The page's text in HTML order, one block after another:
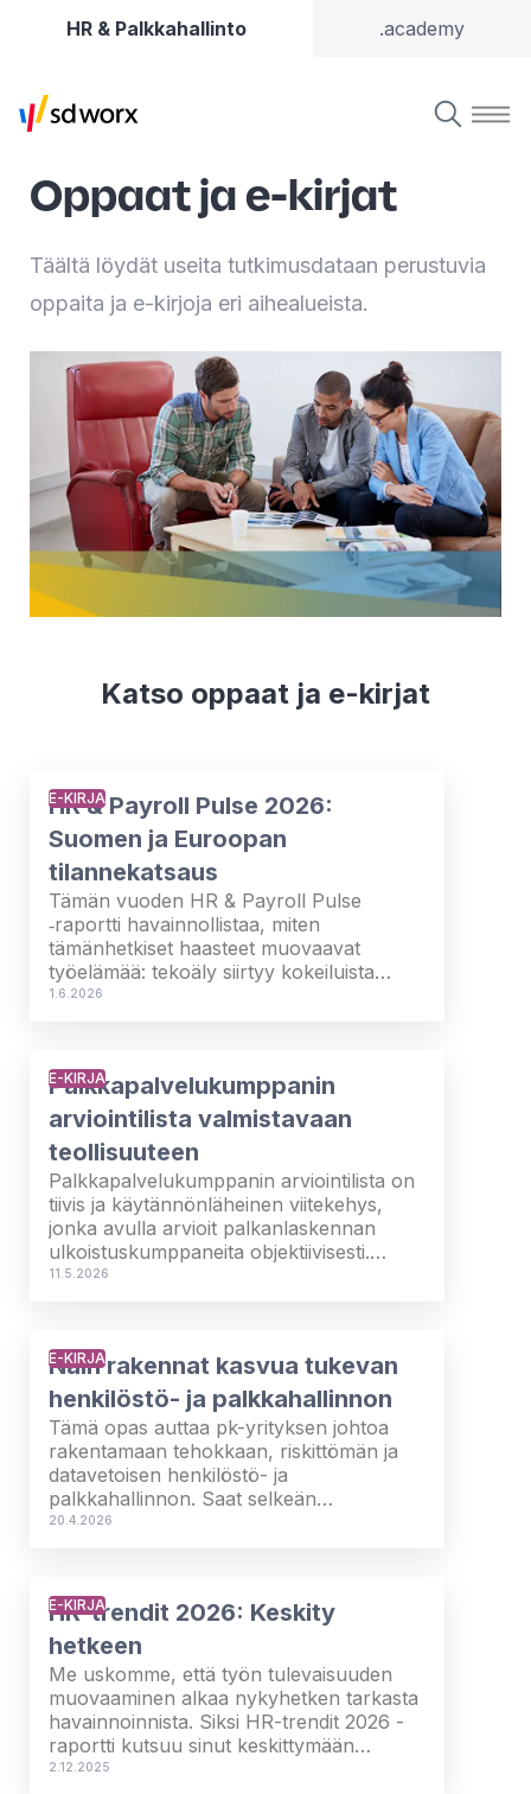
HR & Palkkahallinto .academy
Oppaat ja e-kirjat
Täältä löydät useita tutkimusdataan perustuvia
oppaita ja e-kirjoja eri aihealueista.
Katso oppaat ja e-kirjat
E-KIRJA
HR & Payroll Pulse 2026:
Suomen ja Euroopan
tilannekatsaus
Tämän vuoden HR & Payroll Pulse
‑raportti havainnollistaa, miten
tämänhetkiset haasteet muovaavat
työelämää: tekoäly siirtyy kokeiluista
todelliseen käyttöön,
ja palkanlaskenta sekä palkitseminen ovat
nyt keskeisessä roolissa siinä, miten
työntekijät arvioivat oikeudenmukaisuutta
ja luotettavuutta. Nämä kaikki vaikuttavat
suoraan työn arkeen.
1.6.2026
E-KIRJA
Palkkapalvelukumppanin
arviointilista valmistavaan
teollisuuteen
Palkkapalvelukumppanin arviointilista on
tiivis ja käytännönläheinen viitekehys,
jonka avulla arvioit palkanlaskennan
ulkoistuskumppaneita objektiivisesti.
Arviointilista on saatavilla sekä online-
11.5.2026
E-KIRJA
Näin rakennat kasvua tukevan
henkilöstö- ja palkkahallinnon
Tämä opas auttaa pk-yrityksen johtoa
rakentamaan tehokkaan, riskittömän ja
datavetoisen henkilöstö- ja
palkkahallinnon. Saat selkeän
vaiheittaisen mallin, joka vähentää
20.4.2026
E-KIRJA
HR-trendit 2026: Keskity
hetkeen
Me uskomme, että työn tulevaisuuden
muovaaminen alkaa nykyhetken tarkasta
havainnoinnista. Siksi HR-trendit 2026 -
raportti kutsuu sinut keskittymään
hetkeen – pysähtymään ja pohtimaan,
2.12.2025